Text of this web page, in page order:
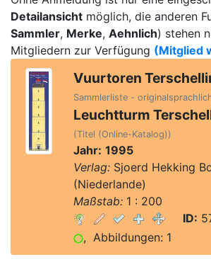
Detailansicht möglich, die anderen
Sammler, Merke, Aehnlich) stehen
Mitgliedern zur Verfügung (Mitglied
Vuurtoren
Sammlerliste -
Leuchtturm
(Titel (Online-Katalog))
Jahr: 1995
Verlag:Sjoerd Hekking
(Niederlande)
Maßstab:1 : 200
ID:
, Abbildungen: 1